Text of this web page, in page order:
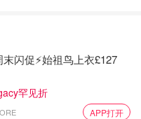
闪促⚡️始祖鸟上衣£127
罕见折
APP打开